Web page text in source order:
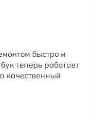
быстро и
теперь работает
качественный